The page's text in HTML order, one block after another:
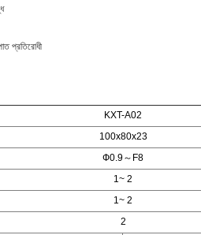
প্রতিরোধী
KXT-A02
100x80x23
Ф0.9～F8
1~ 2
1~ 2
2